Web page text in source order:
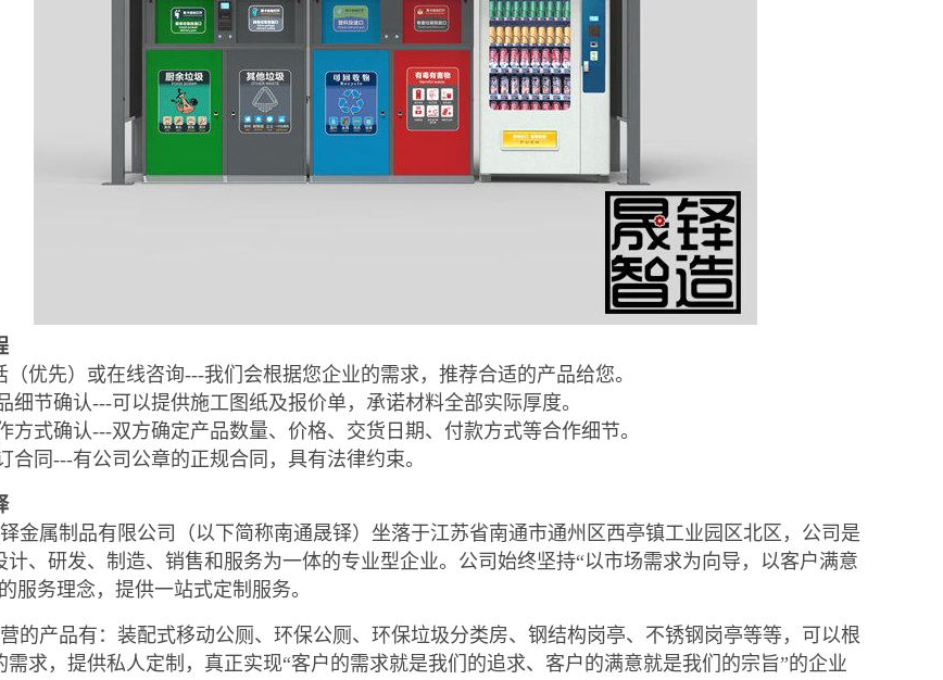
（优先）或在线咨询---我们会根据您企业的需求，推荐合适的产品给您。
细节确认---可以提供施工图纸及报价单，承诺材料全部实际厚度。
方式确认---双方确定产品数量、价格、交货日期、付款方式等合作细节。
合同---有公司公章的正规合同，具有法律约束。
金属制品有限公司（以下简称南通晟铎）坐落于江苏省南通市通州区西亭镇工业园区北区，公司是
计、研发、制造、销售和服务为一体的专业型企业。公司始终坚持“以市场需求为向导，以客户满意
服务理念，提供一站式定制服务。
的产品有：装配式移动公厕、环保公厕、环保垃圾分类房、钢结构岗亭、不锈钢岗亭等等，可以根
需求，提供私人定制，真正实现“客户的需求就是我们的追求、客户的满意就是我们的宗旨”的企业